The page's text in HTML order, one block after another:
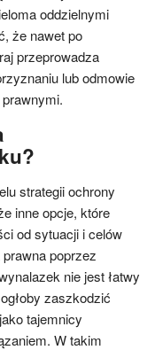
oddzielnymi
że nawet po
przeprowadza
lub odmowie
strategii ochrony
inne opcje, które
od sytuacji i celów
poprzez
nie jest łatwy
zaszkodzić
tajemnicy
W takim